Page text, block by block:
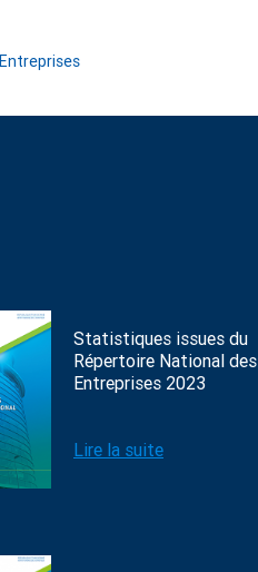
Entreprises
Statistiques issues du
Répertoire National des
Entreprises 2023
Lire la suite